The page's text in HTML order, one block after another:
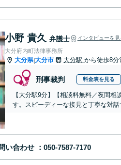
小野 貴久 弁護士 インタビューを見
大分府内町法律事務所
大分県|大分市 大分駅 から徒歩8分
刑事裁判 料金表を見る
【大分駅9分】【相談料無料／夜間
す。スピーディーな接見と丁寧な対
い合わせ